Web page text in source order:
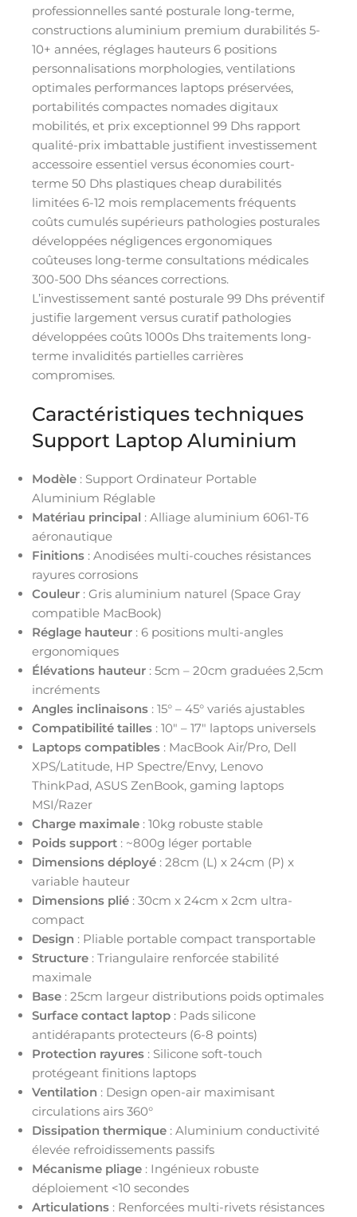
professionnelles santé posturale long-terme,
constructions aluminium premium durabilités 5-
10+ années, réglages hauteurs 6 positions
personnalisations morphologies, ventilations
optimales performances laptops préservées,
portabilités compactes nomades digitaux
mobilités, et prix exceptionnel 99 Dhs rapport
qualité-prix imbattable justifient investissement
accessoire essentiel versus économies court-
terme 50 Dhs plastiques cheap durabilités
limitées 6-12 mois remplacements fréquents
coûts cumulés supérieurs pathologies posturales
développées négligences ergonomiques
coûteuses long-terme consultations médicales
300-500 Dhs séances corrections.
L’investissement santé posturale 99 Dhs préventif
justifie largement versus curatif pathologies
développées coûts 1000s Dhs traitements long-
terme invalidités partielles carrières
compromises.
Caractéristiques techniques
Support Laptop Aluminium
Modèle : Support Ordinateur Portable
Aluminium Réglable
Matériau principal : Alliage aluminium 6061-T6
aéronautique
Finitions : Anodisées multi-couches résistances
rayures corrosions
Couleur : Gris aluminium naturel (Space Gray
compatible MacBook)
Réglage hauteur : 6 positions multi-angles
ergonomiques
Élévations hauteur : 5cm – 20cm graduées 2,5cm
incréments
Angles inclinaisons : 15° – 45° variés ajustables
Compatibilité tailles : 10″ – 17″ laptops universels
Laptops compatibles : MacBook Air/Pro, Dell
XPS/Latitude, HP Spectre/Envy, Lenovo
ThinkPad, ASUS ZenBook, gaming laptops
MSI/Razer
Charge maximale : 10kg robuste stable
Poids support : ~800g léger portable
Dimensions déployé : 28cm (L) x 24cm (P) x
variable hauteur
Dimensions plié : 30cm x 24cm x 2cm ultra-
compact
Design : Pliable portable compact transportable
Structure : Triangulaire renforcée stabilité
maximale
Base : 25cm largeur distributions poids optimales
Surface contact laptop : Pads silicone
antidérapants protecteurs (6-8 points)
Protection rayures : Silicone soft-touch
protégeant finitions laptops
Ventilation : Design open-air maximisant
circulations airs 360°
Dissipation thermique : Aluminium conductivité
élevée refroidissements passifs
Mécanisme pliage : Ingénieux robuste
déploiement <10 secondes
Articulations : Renforcées multi-rivets résistances